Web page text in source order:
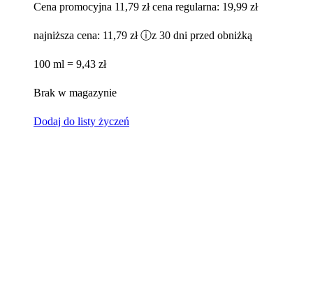
Cena promocyjna 11,79 zł cena regularna: 19,99 zł
najniższa cena: 11,79 zł ⓘz 30 dni przed obniżką
100 ml = 9,43 zł
Brak w magazynie
Dodaj do listy życzeń